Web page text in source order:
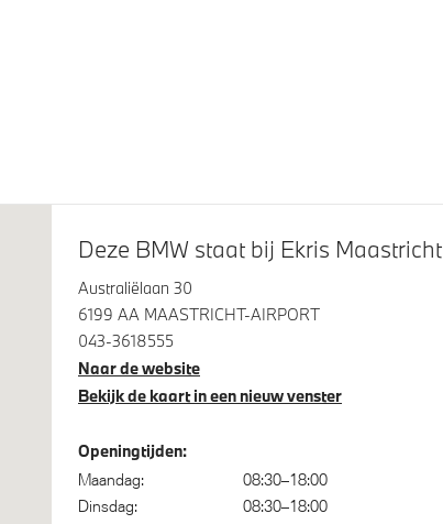
Achteruitrijcamera
High-beam assistant
Verwarmde stoelen voor en achter
Deze BMW staat bij Ekris Maastricht
Australiëlaan 30
6199 AA MAASTRICHT-AIRPORT
043-3618555
Naar de website
Bekijk de kaart in een nieuw venster
Openingtijden:
Maandag:
08:30–18:00
Dinsdag:
08:30–18:00